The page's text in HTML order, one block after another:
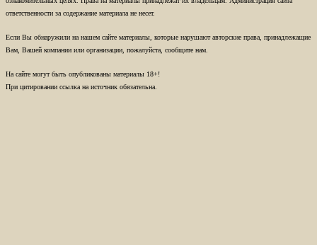
ответственности за содержание материала не несет.
Если Вы обнаружили на нашем сайте материалы, которые нарушают авторские права, принадлежащие
Вам, Вашей компании или организации, пожалуйста, сообщите нам.
На сайте могут быть опубликованы материалы 18+!
При цитировании ссылка на источник обязательна.